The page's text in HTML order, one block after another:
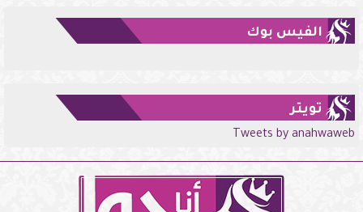
الفيس بوك
تويتر
Tweets by anahwaweb